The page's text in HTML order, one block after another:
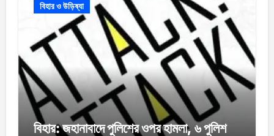
বিহার ও উড়িষ্যা
বিহার: জহানাবাদে পুলিশের ওপর হামলা, ৬ পুলিশ